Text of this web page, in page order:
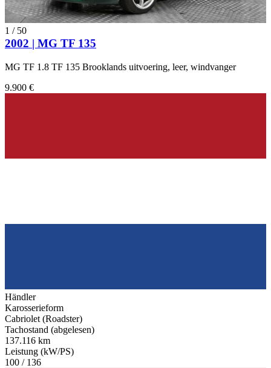
1 / 50
2002 | MG TF 135
MG TF 1.8 TF 135 Brooklands uitvoering, leer, windvanger
9.900 €
Händler
Karosserieform
Cabriolet (Roadster)
Tachostand (abgelesen)
137.116 km
Leistung (kW/PS)
100 / 136